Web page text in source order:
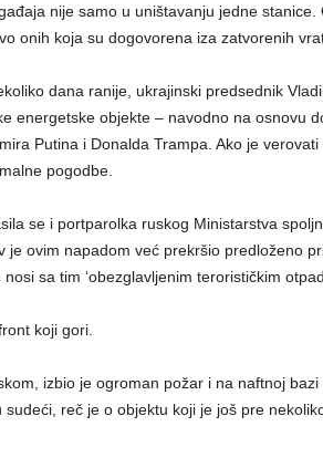
nije samo u uništavanju jedne
onih koja su dogovorena iza zatvorenih
dana ranije, ukrajinski predsednik
energetske objekte – navodno na osnovu
Putina i Donalda Trampa. Ako je
pogodbe.
se i portparolka ruskog Ministarstva
je ovim napadom već prekršio predloženo
sa tim ‘obezglavljenim terorističkim
koji gori.
izbio je ogroman požar i na naftnoj
sudeći, reč je o objektu koji je još pre